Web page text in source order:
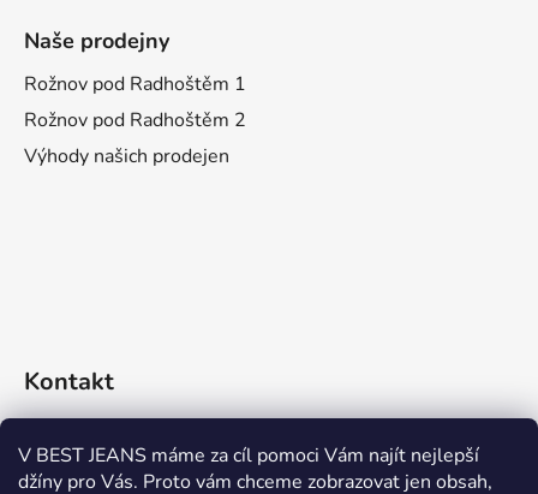
V BEST JEANS máme za cíl pomoci Vám najít nejlepší
džíny pro Vás. Proto vám chceme zobrazovat jen obsah,
Naše prodejny
Rožnov pod Radhoštěm 1
Rožnov pod Radhoštěm 2
Výhody našich prodejen
Kontakt
eshop@bestjeans.cz